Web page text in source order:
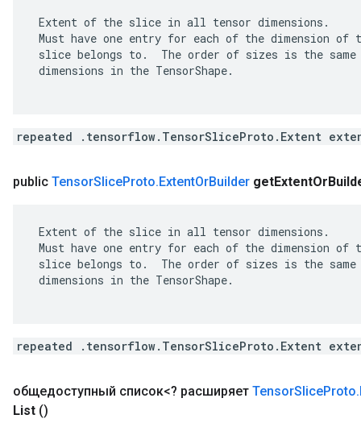
Extent of the slice in all tensor dimensions.
Must have one entry for each of the dimension
slice belongs to.  The order of sizes is the
dimensions in the TensorShape.
repeated .tensorflow.TensorSliceProto.Extent
public TensorSliceProto.ExtentOrBuilder getExtentOr
Extent of the slice in all tensor dimensions.
Must have one entry for each of the dimension
slice belongs to.  The order of sizes is the
dimensions in the TensorShape.
repeated .tensorflow.TensorSliceProto.Extent
общедоступный список<? расширяет TensorSliceProto.
List ()